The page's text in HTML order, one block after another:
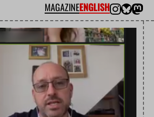
MAGAZINEENGLISH